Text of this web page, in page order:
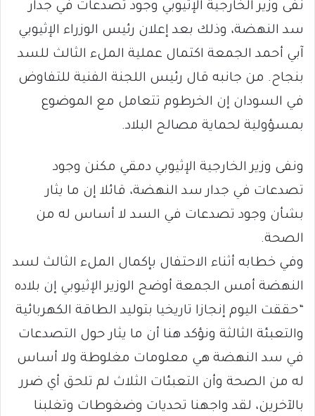
نفى وزير الخارجية الإثيوبي وجود تصدعات في جدار
سد النهضة، وذلك بعد إعلان رئيس الوزراء الإثيوبي
آبي أحمد الجمعة اكتمال عملية الملء الثالث للسد
بنجاح. من جانبه قال رئيس اللجنة الفنية للتفاوض
في السودان إن الخرطوم تتعامل مع الموضوع
بمسؤولية لحماية مصالح البلاد.
ونفى وزير الخارجية الإثيوبي دمقي مكنن وجود
تصدعات في جدار سد النهضة، قائلا إن ما يثار
بشأن وجود تصدعات في السد لا أساس له من
الصحة.
وفي خطابه أثناء الاحتفال بإكمال الملء الثالث لسد
النهضة أمس الجمعة أوضح الوزير الإثيوبي إن بلاده
“حققت اليوم إنجازا تاريخيا بتوليد الطاقة الكهربائية
والتعبئة الثالثة ونؤكد هنا أن ما يثار حول التصدعات
في سد النهضة هي معلومات مغلوطة ولا أساس
له من الصحة وأن التعبئات الثلاث لم تلحق أي ضرر
بالآخرين، لقد واجهنا تحديات وضغوطات وتغلبنا